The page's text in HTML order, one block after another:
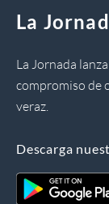
La
La Jornada
compromiso de
veraz.
Descarga